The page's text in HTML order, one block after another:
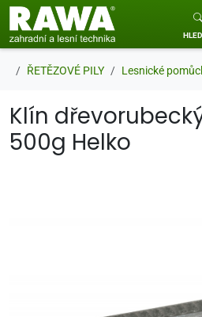
RAWA zahradní a lesní technika
ŘETĚZOVÉ PILY Lesnické
Klín
500g Helko